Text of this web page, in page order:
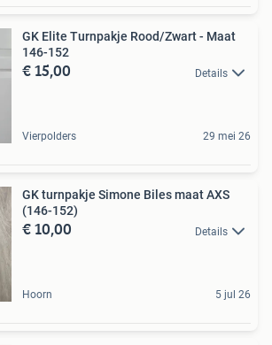
GK Elite Turnpakje Rood/Zwart - Maat
146-152
€ 15,00 Details
Vierpolders 29 mei 26
GK turnpakje Simone Biles maat AXS
(146-152)
€ 10,00 Details
Hoorn 5 jul 26